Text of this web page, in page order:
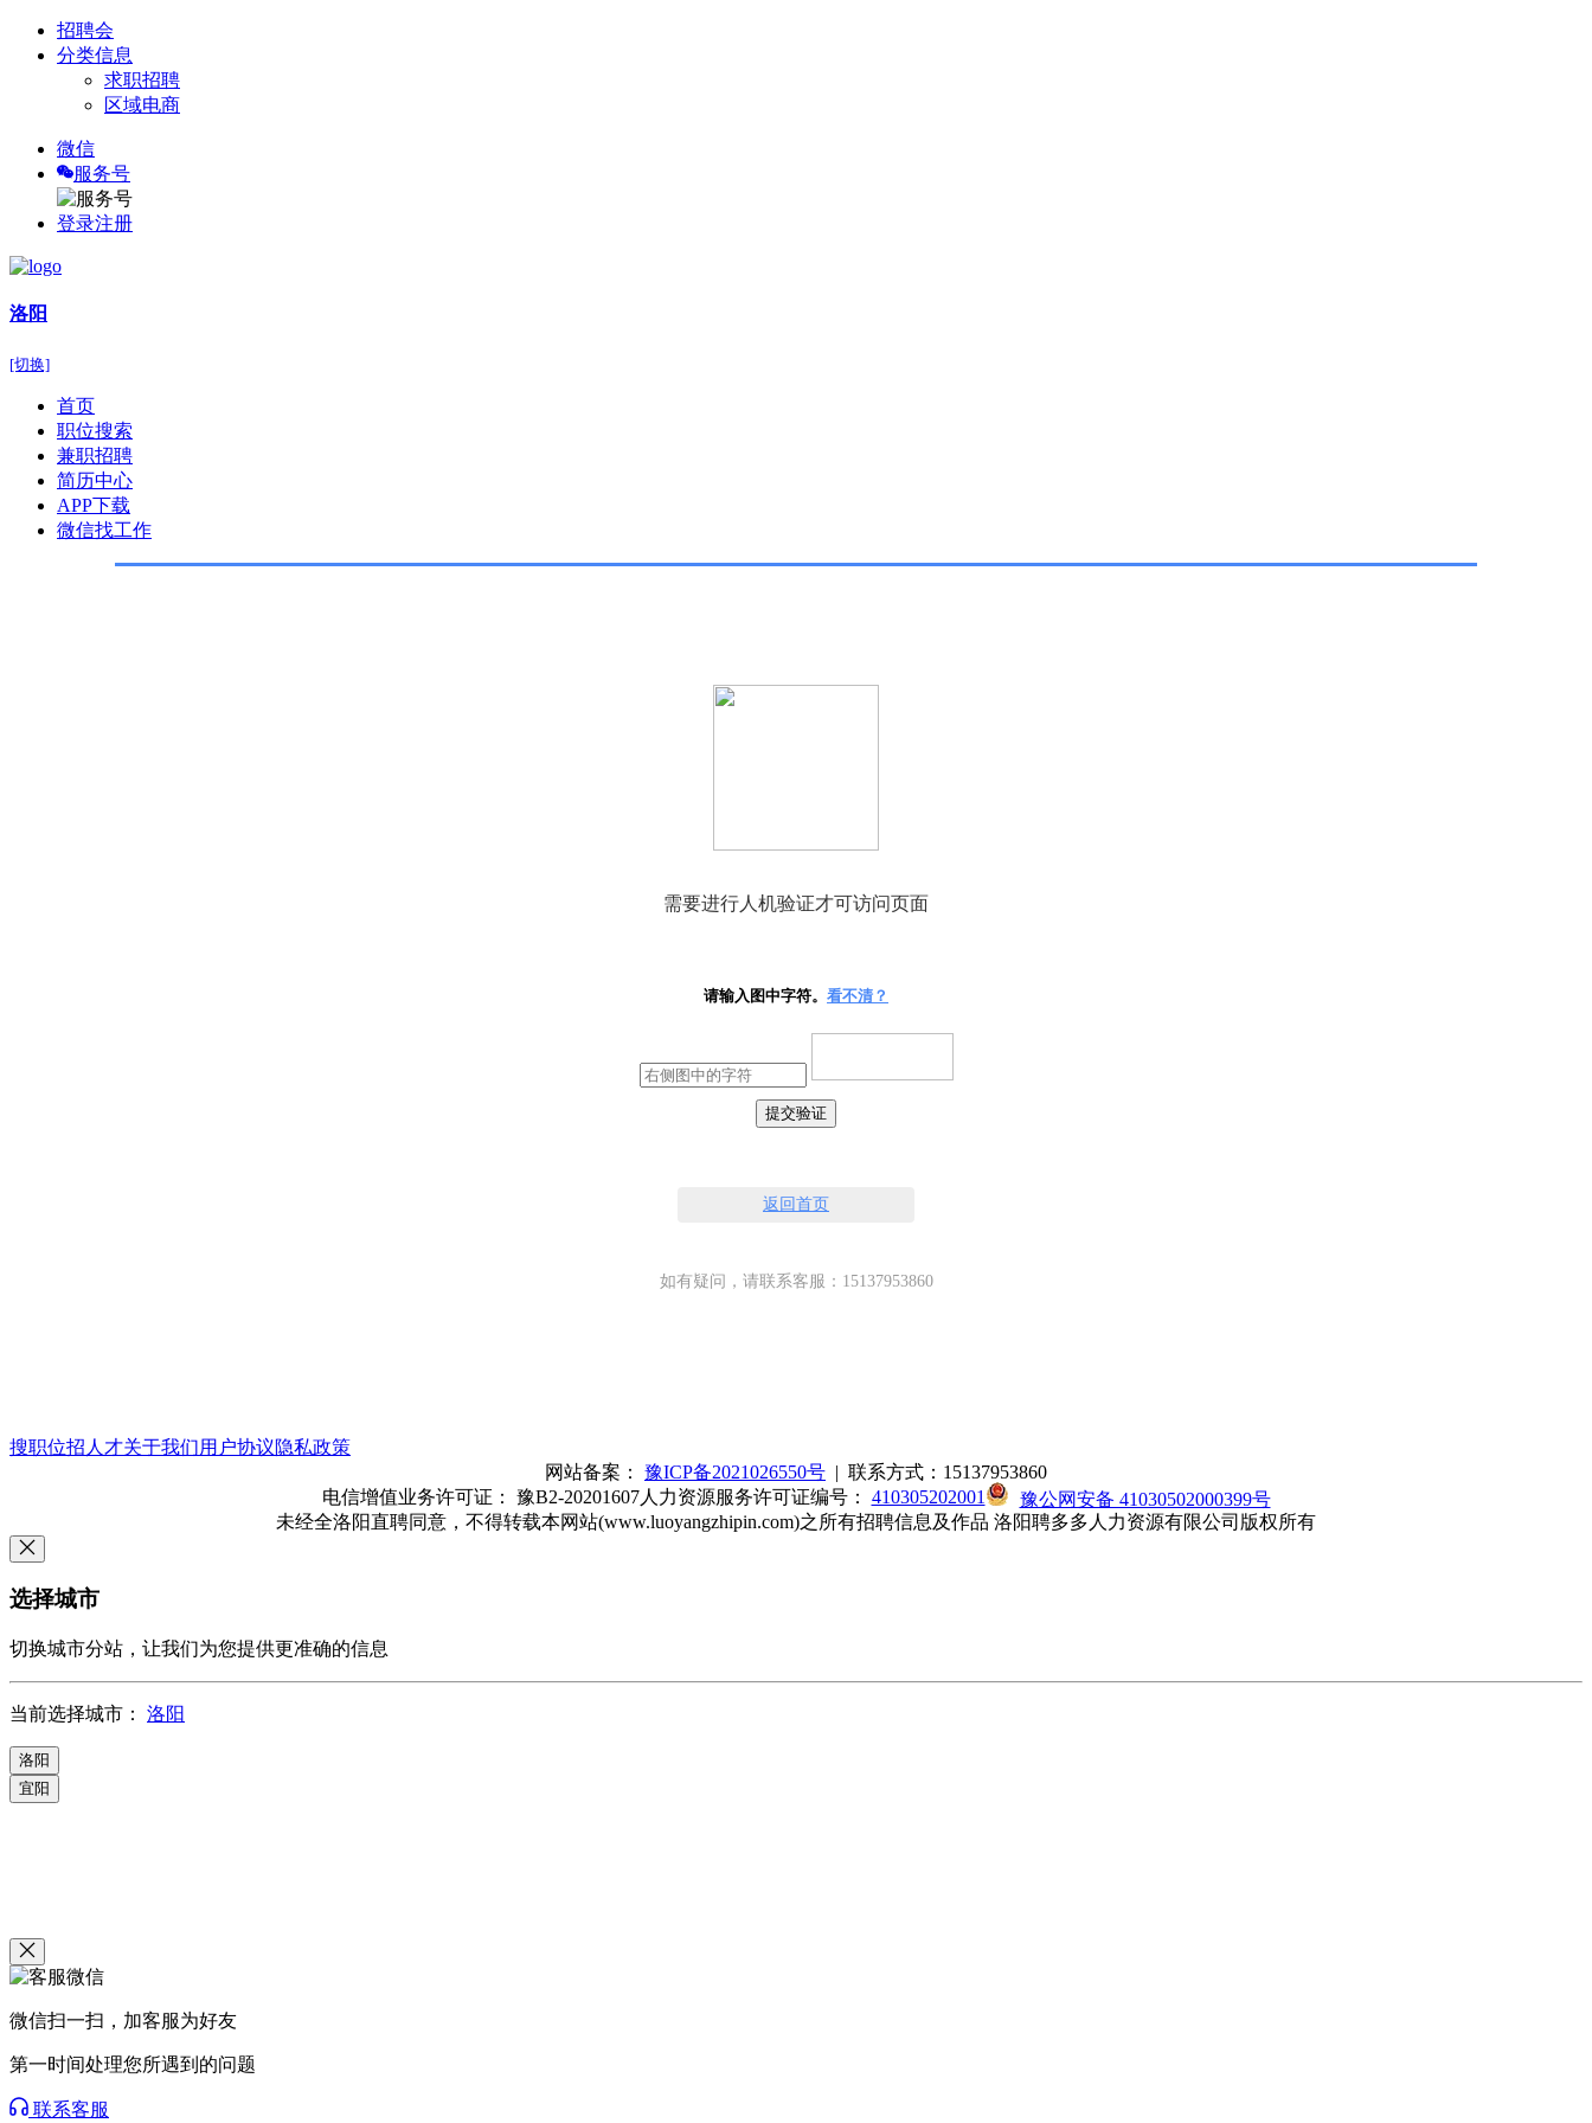
招聘会
分类信息
求职招聘
区域电商
微信
服务号
登录注册
洛阳
[切换]
首页
职位搜索
兼职招聘
简历中心
APP下载
微信找工作
需要进行人机验证才可访问页面
请输入图中字符。 看不清？
提交验证
返回首页
如有疑问，请联系客服：15137953860
搜职位招人才关于我们用户协议隐私政策
网站备案： 豫ICP备2021026550号 | 联系方式：15137953860
电信增值业务许可证： 豫B2-20201607人力资源服务许可证编号： 410305202001
豫公网安备 41030502000399号
未经全洛阳直聘同意，不得转载本网站(www.luoyangzhipin.com)之所有招聘信息及作品 洛阳聘多多人力资源有限公司版权所有
选择城市
切换城市分站，让我们为您提供更准确的信息
当前选择城市： 洛阳
洛阳
宜阳
微信扫一扫，加客服为好友
第一时间处理您所遇到的问题
联系客服